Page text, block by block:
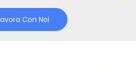
Con Noi